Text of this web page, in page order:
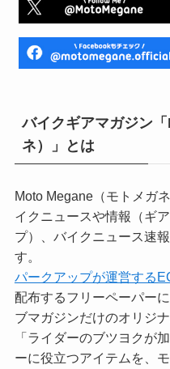
バイクギアマガジン
ネ）」とは
Moto Megane（モトメガ
イクニュースや情報（ギ
プ）、バイクニュース速
す。
パークアップが運営する
配布するフリーペーパー
ブマガジンだけのオリジ
「ライダーのブツヨクが
ーに役立つアイテムを、